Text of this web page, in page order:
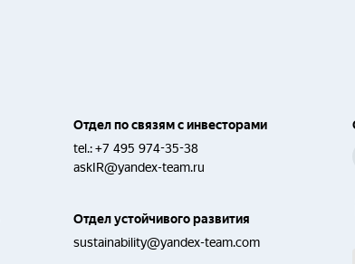
Отдел по связям с инвесторами
tel.:+7 495 974-35-38
askIR@yandex-team.ru
Отдел устойчивого развития
sustainability@yandex-team.com